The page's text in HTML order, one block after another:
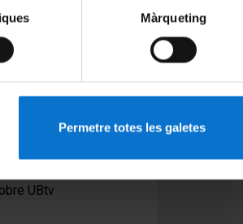
Màrqueting
Permetre totes les galetes
2
UBtv
PEU 3